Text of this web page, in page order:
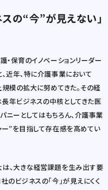
の“今”が見えない」
・保育のイノベーションリーダー
近年、特に介護事業において
模の拡大に努めてきた。その経
年ビジネスの中核としてきた医
ニーとしてはもちろん、介護事業
ー”を目指して存在感を高めてい
、大きな経営課題を生み出す要
のビジネスの「今」が見えにくく